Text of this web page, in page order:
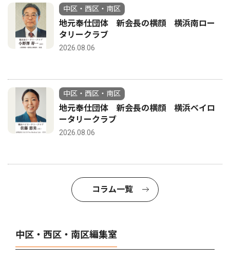
中区・西区・南区
地元奉仕団体 新会長の横顔 横浜南ロー
タリークラブ
2026.08.06
中区・西区・南区
地元奉仕団体 新会長の横顔 横浜ベイロ
ータリークラブ
2026.08.06
コラム一覧
中区・西区・南区編集室